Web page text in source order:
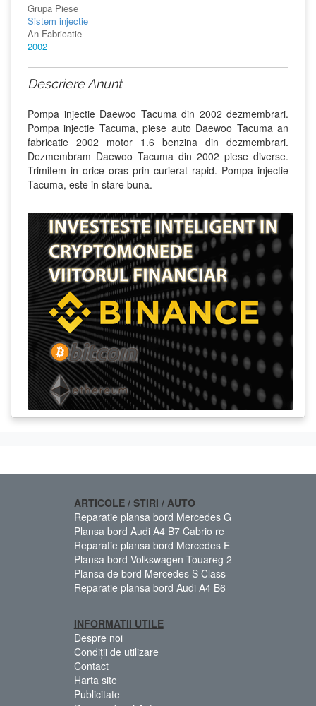
Grupa Piese
Sistem injectie
An Fabricatie
2002
Descriere Anunt
Pompa injectie Daewoo Tacuma din 2002 dezmembrari.
Pompa injectie Tacuma, piese auto Daewoo Tacuma an
fabricatie 2002 motor 1.6 benzina din dezmembrari.
Dezmembram Daewoo Tacuma din 2002 piese diverse.
Trimitem in orice oras prin curierat rapid. Pompa injectie
Tacuma, este in stare buna.
ARTICOLE / STIRI / AUTO
Reparatie plansa bord Mercedes G
Plansa bord Audi A4 B7 Cabrio re
Reparatie plansa bord Mercedes E
Plansa bord Volkswagen Touareg 2
Plansa de bord Mercedes S Class
Reparatie plansa bord Audi A4 B6
INFORMATII UTILE
Despre noi
Condiții de utilizare
Contact
Harta site
Publicitate